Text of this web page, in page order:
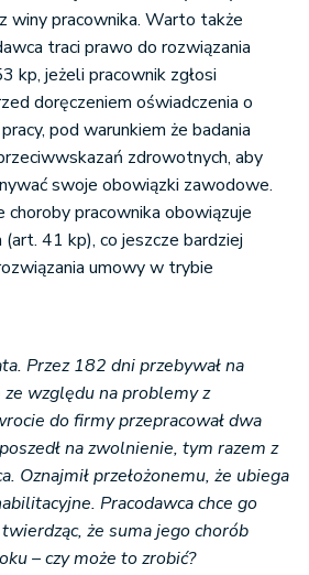
winy pracownika. Warto także
traci prawo do rozwiązania
kp, jeżeli pracownik zgłosi
doręczeniem oświadczenia o
pod warunkiem że badania
zdrowotnych, aby
swoje obowiązki zawodowe.
pracownika obowiązuje
41 kp), co jeszcze bardziej
umowy w trybie
Przez 182 dni przebywał na
względu na problemy z
do firmy przepracował dwa
na zwolnienie, tym razem z
Oznajmił przełożonemu, że ubiega
Pracodawca chce go
że suma jego chorób
– czy może to zrobić?